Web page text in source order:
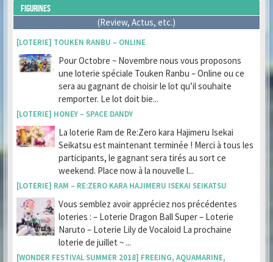
FIGURINES
(Review, Actus, etc.)
[LOTERIE] TOUKEN RANBU – ONLINE
Pour Octobre ~ Novembre nous vous proposons
une loterie spéciale Touken Ranbu – Online ou ce
sera au gagnant de choisir le lot qu’il souhaite
remporter. Le lot doit bie...
[LOTERIE] HONEY – SPACE DANDY
La loterie Ram de Re:Zero kara Hajimeru Isekai
Seikatsu est maintenant terminée ! Merci à tous les
participants, le gagnant sera tirés au sort ce
weekend. Place now à la nouvelle l...
[LOTERIE] RAM – RE:ZERO KARA HAJIMERU ISEKAI SEIKATSU
Vous semblez avoir appréciez nos précédentes
loteries : – Loterie Dragon Ball Super – Loterie
Naruto – Loterie Lily de Vocaloid La prochaine
loterie de juillet ~ ...
[WONDER FESTIVAL SUMMER 2018] FREEING, AQUAMARINE,